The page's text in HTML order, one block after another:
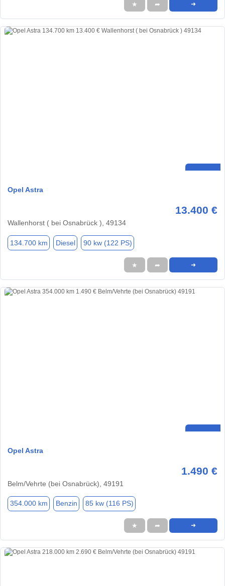
★ ➦ ➜
Opel Astra
13.400 €
Wallenhorst ( bei Osnabrück ), 49134
134.700 km Diesel 90 kw (122 PS)
★ ➦ ➜
Opel Astra
1.490 €
Belm/Vehrte (bei Osnabrück), 49191
354.000 km Benzin 85 kw (116 PS)
★ ➦ ➜